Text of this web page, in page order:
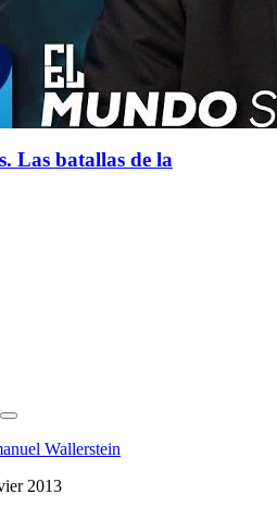
Las batallas de la
Wallerstein
2013